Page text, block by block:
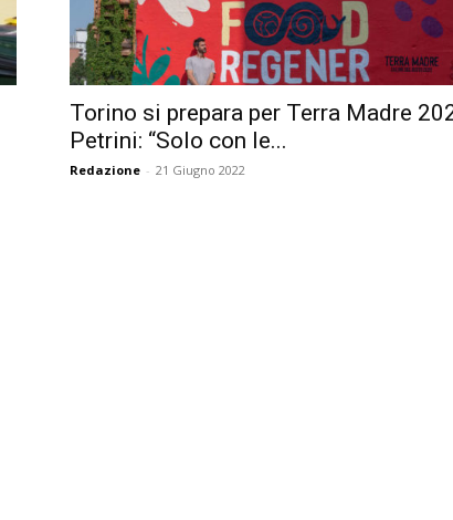
Città
Torino si prepara per Terra Madre
Petrini: “Solo con le...
Redazione - 21 Giugno 2022